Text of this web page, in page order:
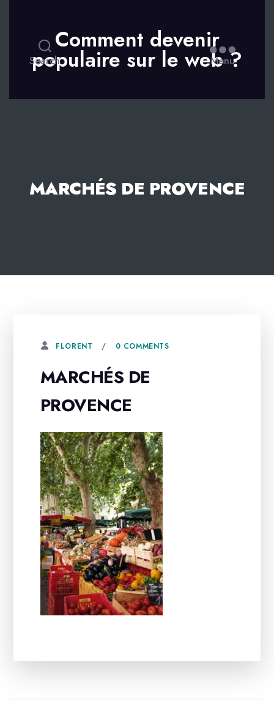
Search
Comment devenir
populaire sur le web ?
Menu
MARCHÉS DE PROVENCE
FLORENT 0 COMMENTS
MARCHÉS DE
PROVENCE